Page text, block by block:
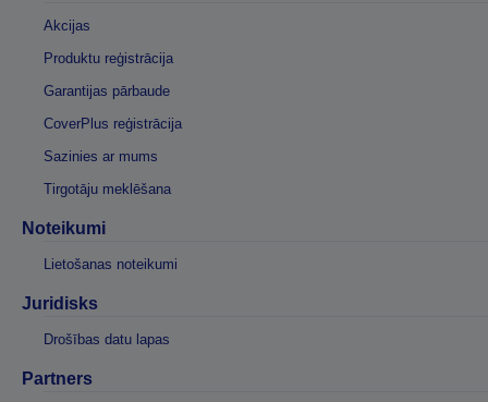
Akcijas
Produktu reģistrācija
Garantijas pārbaude
CoverPlus reģistrācija
Sazinies ar mums
Tirgotāju meklēšana
Noteikumi
Lietošanas noteikumi
Juridisks
Drošības datu lapas
Partners